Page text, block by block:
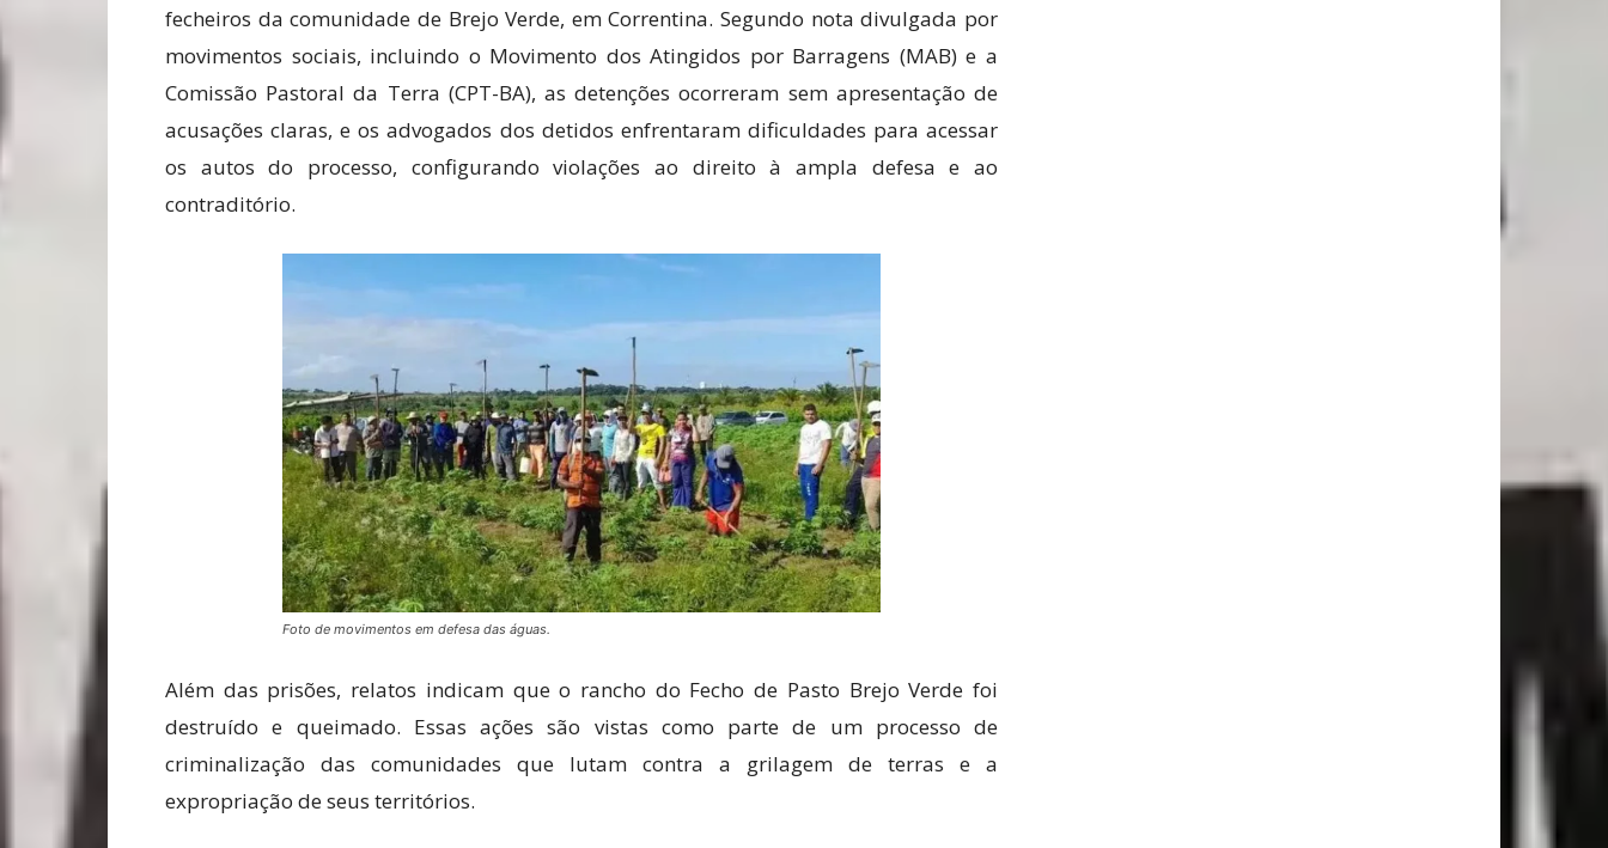
fecheiros da comunidade de Brejo Verde, em Correntina. Segundo nota divulgada por
movimentos sociais, incluindo o Movimento dos Atingidos por Barragens (MAB) e a
Comissão Pastoral da Terra (CPT-BA), as detenções ocorreram sem apresentação de
acusações claras, e os advogados dos detidos enfrentaram dificuldades para acessar
os autos do processo, configurando violações ao direito à ampla defesa e ao
contraditório.
Foto de movimentos em defesa das águas.
Além das prisões, relatos indicam que o rancho do Fecho de Pasto Brejo Verde foi
destruído e queimado. Essas ações são vistas como parte de um processo de
criminalização das comunidades que lutam contra a grilagem de terras e a
expropriação de seus territórios.